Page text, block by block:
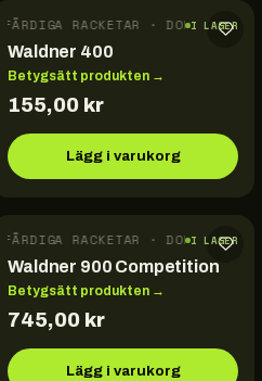
FÄRDIGA RACKETAR · DONICI LAGER
Waldner 400
Betygsätt produkten →
155,00 kr
Lägg i varukorg
FÄRDIGA RACKETAR · DONICI LAGER
Waldner 900 Competition
Betygsätt produkten →
745,00 kr
Lägg i varukorg